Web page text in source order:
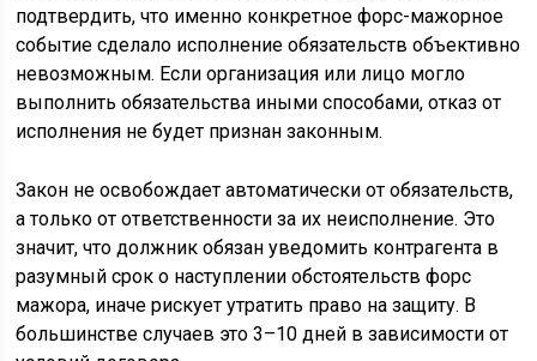
подтвердить, что именно конкретное форс-мажорное
событие сделало исполнение обязательств объективно
невозможным. Если организация или лицо могло
выполнить обязательства иными способами, отказ от
исполнения не будет признан законным.
Закон не освобождает автоматически от обязательств,
а только от ответственности за их неисполнение. Это
значит, что должник обязан уведомить контрагента в
разумный срок о наступлении обстоятельств форс
мажора, иначе рискует утратить право на защиту. В
большинстве случаев это 3–10 дней в зависимости от